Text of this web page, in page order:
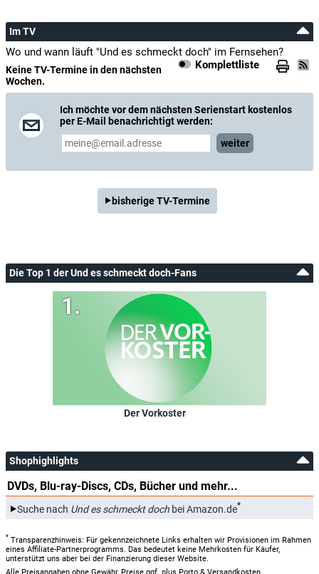
Im TV
Wo und wann läuft "Und es schmeckt doch" im Fernsehen?
Komplettliste
Keine TV-Termine in den nächsten
Wochen.
Ich möchte vor dem nächsten Serienstart kostenlos
per E-Mail benachrichtigt werden:
weiter
bisherige TV-Termine
Die Top 1 der Und es schmeckt doch-Fans
Der Vorkoster
Shophighlights
DVDs, Blu-ray-Discs, CDs, Bücher und mehr...
Suche nach Und es schmeckt doch bei Amazon.de*
* Transparenzhinweis: Für gekennzeichnete Links erhalten wir Provisionen im Rahmen
eines Affiliate-Partnerprogramms. Das bedeutet keine Mehrkosten für Käufer,
unterstützt uns aber bei der Finanzierung dieser Website.
Alle Preisangaben ohne Gewähr, Preise ggf. plus Porto & Versandkosten.